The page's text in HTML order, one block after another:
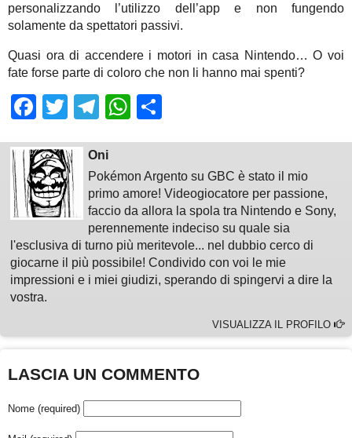
personalizzando l’utilizzo dell’app e non fungendo
solamente da spettatori passivi.
Quasi ora di accendere i motori in casa Nintendo… O voi
fate forse parte di coloro che non li hanno mai spenti?
Facebook
TwitterTelegram
WhatsApp
Oni
Pokémon Argento su GBC è stato il mio
primo amore! Videogiocatore per passione,
faccio da allora la spola tra Nintendo e Sony,
perennemente indeciso su quale sia
l'esclusiva di turno più meritevole... nel dubbio cerco di
giocarne il più possibile! Condivido con voi le mie
impressioni e i miei giudizi, sperando di spingervi a dire la
vostra.
VISUALIZZA IL PROFILO
LASCIA UN COMMENTO
Nome (required)